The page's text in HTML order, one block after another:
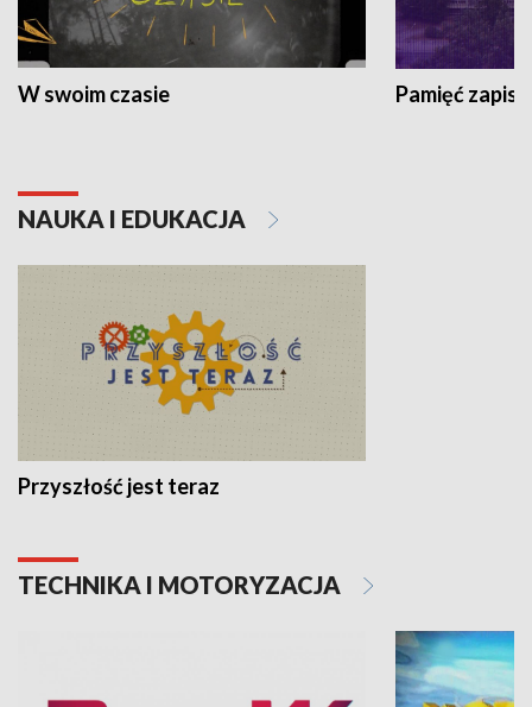
W swoim czasie Pamięć
NAUKA I EDUKACJA
Przyszłość jest teraz
TECHNIKA I MOTORYZACJA